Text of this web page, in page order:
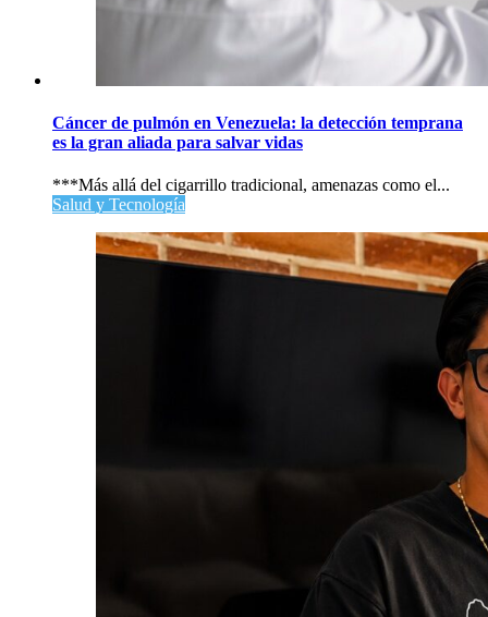
Cáncer de pulmón en Venezuela: la detección temprana
es la gran aliada para salvar vidas
***Más allá del cigarrillo tradicional, amenazas como el...
Salud y Tecnología